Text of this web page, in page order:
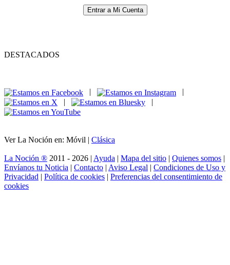
Entrar a Mi Cuenta
DESTACADOS
|
|
Ver La Noción en: Móvil | Clásica
La Noción ® 2011 - 2026 | Ayuda | Mapa del sitio | Quienes somos |
Envíanos tu Noticia | Contacto | Aviso Legal | Condiciones de Uso y
Privacidad | Política de cookies | Preferencias del consentimiento de
cookies